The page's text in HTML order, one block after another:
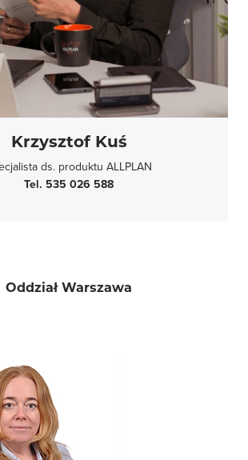
Krzysztof Kuś
ds. produktu ALLPLAN
Tel. 535 026 588
Oddział Warszawa